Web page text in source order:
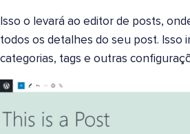
Isso o levará ao editor de posts,
todos os detalhes do seu post. Isso
categorias, tags e outras